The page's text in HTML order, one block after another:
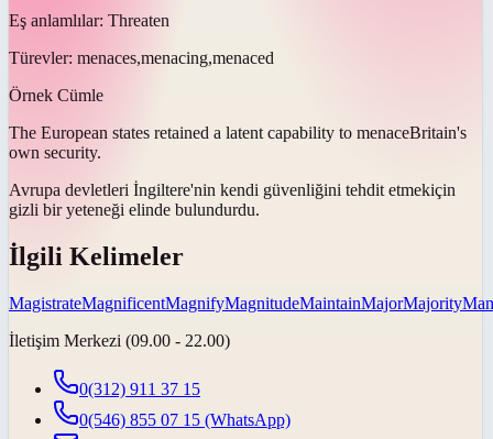
Eş anlamlılar: Threaten
Türevler: menaces,menacing,menaced
Örnek Cümle
The European states retained a latent capability to menaceBritain's
own security.
Avrupa devletleri İngiltere'nin kendi güvenliğini tehdit etmekiçin
gizli bir yeteneği elinde bulundurdu.
İlgili Kelimeler
MagistrateMagnificentMagnifyMagnitudeMaintainMajorMajority
İletişim Merkezi (09.00 - 22.00)
0(312) 911 37 15
0(546) 855 07 15 (WhatsApp)